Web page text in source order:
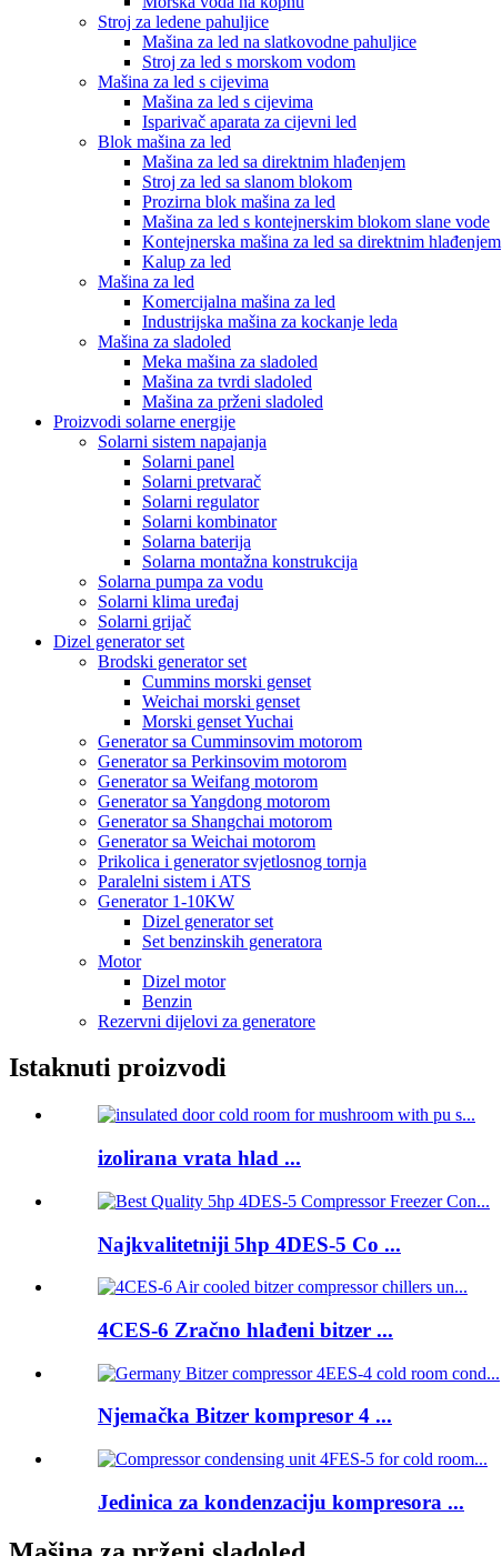
Stroj za ledene pahuljice
Mašina za led na slatkovodne pahuljice
Stroj za led s morskom vodom
Mašina za led s cijevima
Mašina za led s cijevima
Isparivač aparata za cijevni led
Blok mašina za led
Mašina za led sa direktnim hlađenjem
Stroj za led sa slanom blokom
Prozirna blok mašina za led
Mašina za led s kontejnerskim blokom slane vode
Kontejnerska mašina za led sa direktnim hlađenjem
Kalup za led
Mašina za led
Komercijalna mašina za led
Industrijska mašina za kockanje leda
Mašina za sladoled
Meka mašina za sladoled
Mašina za tvrdi sladoled
Mašina za prženi sladoled
Proizvodi solarne energije
Solarni sistem napajanja
Solarni panel
Solarni pretvarač
Solarni regulator
Solarni kombinator
Solarna baterija
Solarna montažna konstrukcija
Solarna pumpa za vodu
Solarni klima uređaj
Solarni grijač
Dizel generator set
Brodski generator set
Cummins morski genset
Weichai morski genset
Morski genset Yuchai
Generator sa Cumminsovim motorom
Generator sa Perkinsovim motorom
Generator sa Weifang motorom
Generator sa Yangdong motorom
Generator sa Shangchai motorom
Generator sa Weichai motorom
Prikolica i generator svjetlosnog tornja
Paralelni sistem i ATS
Generator 1-10KW
Dizel generator set
Set benzinskih generatora
Motor
Dizel motor
Benzin
Rezervni dijelovi za generatore
Istaknuti proizvodi
izolirana vrata hlad ...
Najkvalitetniji 5hp 4DES-5 Co ...
4CES-6 Zračno hlađeni bitzer ...
Njemačka Bitzer kompresor 4 ...
Jedinica za kondenzaciju kompresora ...